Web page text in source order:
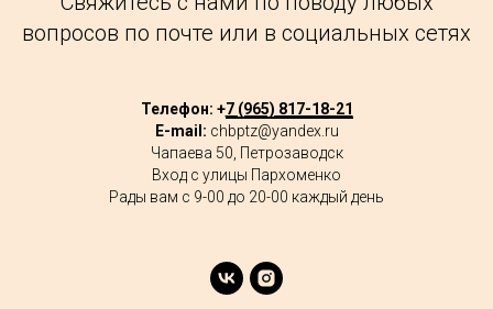
вопросов по почте или в социальных сетях
Телефон: +7 (965) 817-18-21
E-mail: chbptz@yandex.ru
Чапаева 50, Петрозаводск
Вход с улицы Пархоменко
Рады вам с 9-00 до 20-00 каждый день